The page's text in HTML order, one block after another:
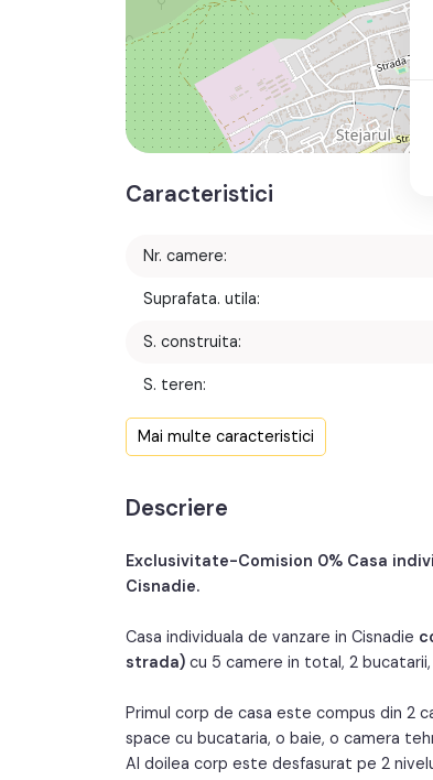
Caracteristici
Nr. camere:
Suprafata. utila:
S. construita:
S. teren:
Nr. fronturi:
An renovare:
Mai multe caracteristici
Descriere
Exclusivitate-Comision 0% Casa
Cisnadie.
Casa individuala de vanzare in Cisnadie
strada) cu 5 camere in total, 2
Primul corp de casa este compus din 2
space cu bucataria, o baie, o camera
Al doilea corp este desfasurat pe 2